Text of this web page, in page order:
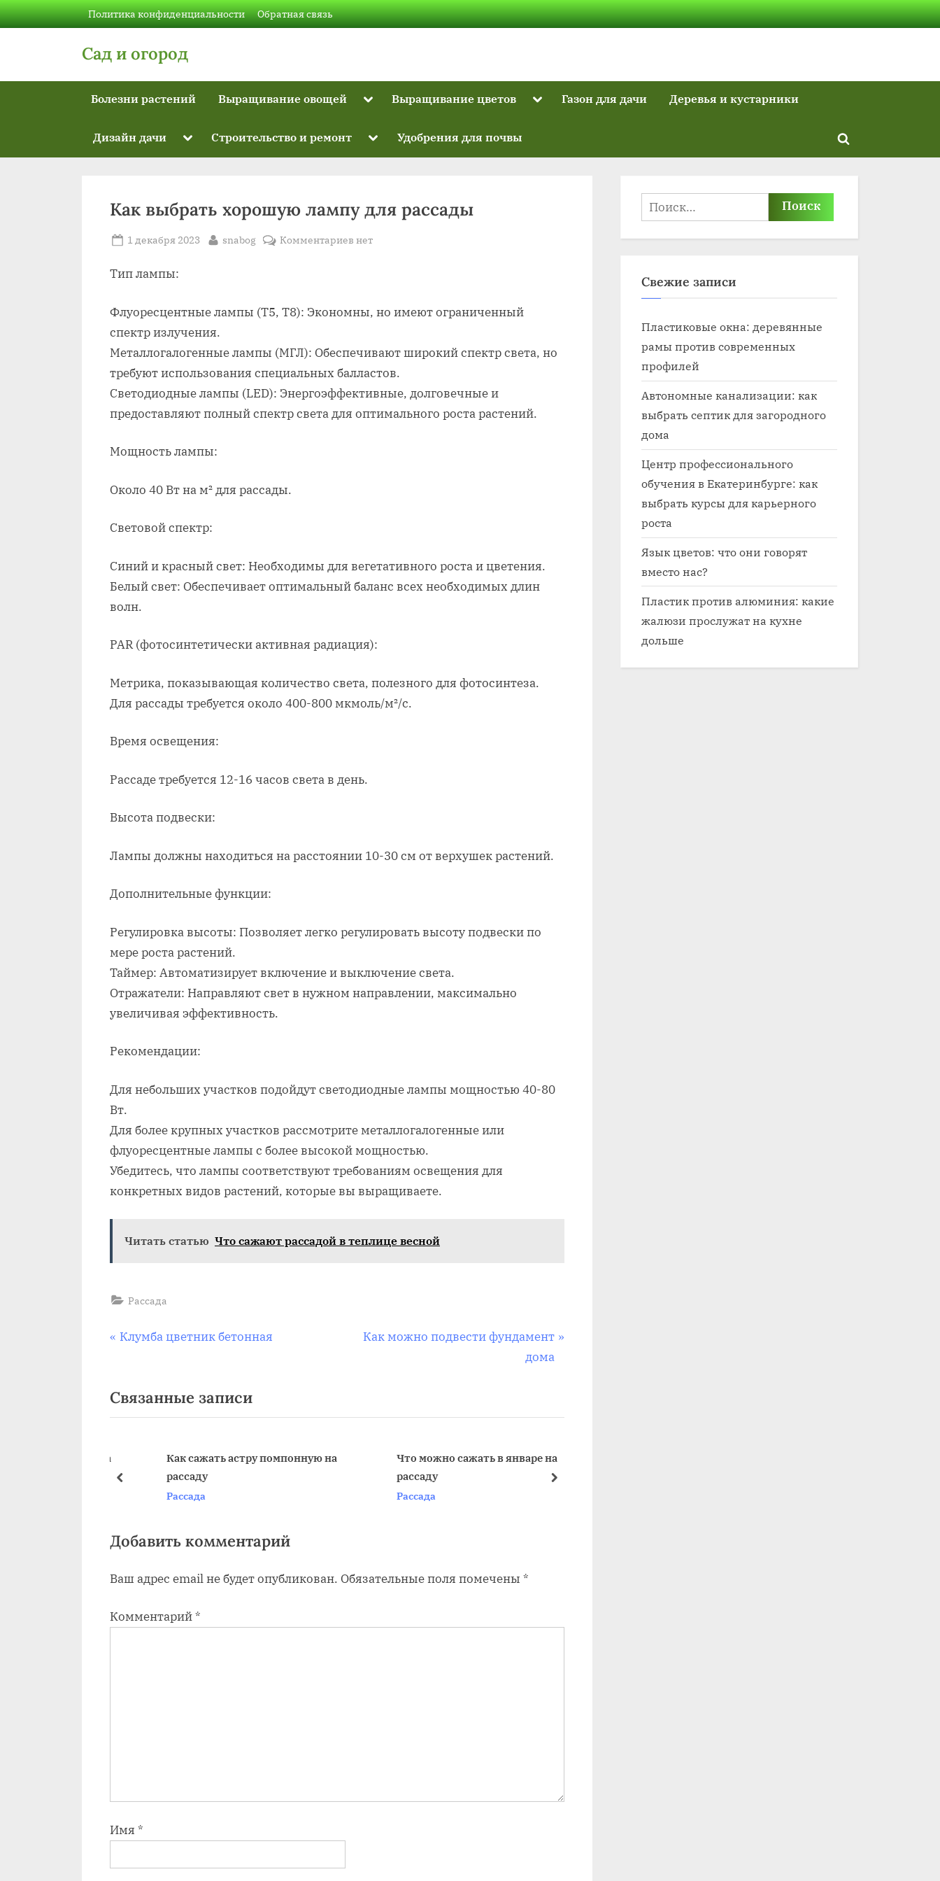
Skip
to
Политика конфиденциальности Обратная связь
Сад и огород
Болезни растений Выращивание овощей Toggle
menu
Выращивание цветов ToggleГазон для дачи Деревья и кустарники
Дизайн дачи Toggle
menu
Строительство и ремонт Toggle
menu
Удобрения для почвы
Toggle
Как выбрать хорошую лампу для рассады
Posted
1 декабря 2023 By
snabog Комментариев к
хорошую
нет
Тип лампы:
Флуоресцентные лампы (Т5, Т8): Экономны, но имеют ограниченный
спектр излучения.
Металлогалогенные лампы (МГЛ): Обеспечивают широкий спектр света, но
требуют использования специальных балластов.
Светодиодные лампы (LED): Энергоэффективные, долговечные и
предоставляют полный спектр света для оптимального роста растений.
Мощность лампы:
Около 40 Вт на м² для рассады.
Световой спектр:
Синий и красный свет: Необходимы для вегетативного роста и цветения.
Белый свет: Обеспечивает оптимальный баланс всех необходимых длин
волн.
PAR (фотосинтетически активная радиация):
Метрика, показывающая количество света, полезного для фотосинтеза.
Для рассады требуется около 400-800 мкмоль/м²/с.
Время освещения:
Рассаде требуется 12-16 часов света в день.
Высота подвески:
Лампы должны находиться на расстоянии 10-30 см от верхушек растений.
Дополнительные функции:
Регулировка высоты: Позволяет легко регулировать высоту подвески по
мере роста растений.
Таймер: Автоматизирует включение и выключение света.
Отражатели: Направляют свет в нужном направлении, максимально
увеличивая эффективность.
Рекомендации:
Для небольших участков подойдут светодиодные лампы мощностью 40-80
Вт.
Для более крупных участков рассмотрите металлогалогенные или
флуоресцентные лампы с более высокой мощностью.
Убедитесь, что лампы соответствуют требованиям освещения для
конкретных видов растений, которые вы выращиваете.
Читать статью Что сажают рассадой в теплице весной
Рассада
Навигация
записям
П
д
ы
щ
з
п
с
Клумба цветник бетонная
С
у
и
Как можно подвести фундамент
дома
Связанные записи
Как сажать астру помпонную на
рассаду
Рассада
Что можно сажать в январе на
рассаду
Рассада
пред далее
Добавить комментарий
Ваш адрес email не будет опубликован. Обязательные поля помечены *
Комментарий*
Имя *
Найти:
Свежие записи
Пластиковые окна: деревянные
рамы против современных
профилей
Автономные канализации: как
выбрать септик для загородного
дома
Центр профессионального
обучения в Екатеринбурге: как
выбрать курсы для карьерного
роста
Язык цветов: что они говорят
вместо нас?
Пластик против алюминия: какие
жалюзи прослужат на кухне
дольше